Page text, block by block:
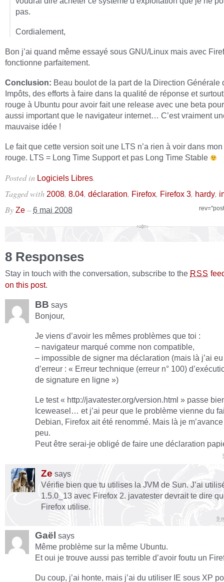
pas.
Cordialement,
Bon j’ai quand même essayé sous GNU/Linux mais avec
fonctionne parfaitement.
Conclusion: Beau boulot de la part de la Direction Générale
Impôts, des efforts à faire dans la qualité de réponse et
rouge à Ubuntu pour avoir fait une release avec une beta
aussi important que le navigateur internet… C’est vraiment
mauvaise idée !
Le fait que cette version soit une LTS n’a rien à voir dans
rouge. LTS = Long Time Support et pas Long Time Stable
Posted in Logiciels Libres.
Tagged with 2008, 8.04, déclaration, Firefox, Firefox 3, hardy,
By Ze – 6 mai 2008
8 Responses
Stay in touch with the conversation, subscribe to the RSS
on this post.
BB says
Bonjour,
Je viens d’avoir les mêmes problèmes que toi :
– navigateur marqué comme non compatible,
– impossible de signer ma déclaration (mais là j’ai
d’erreur : « Erreur technique (erreur n° 100)
de signature en ligne »)
Le test « http://javatester.org/version.html » passe
Iceweasel… et j’ai peur que le problème vienne du
Debian, Firefox ait été renommé. Mais là je
peu.
Peut être serai-je obligé de faire une déclaration
Ze says
Vérifie bien que tu utilises la JVM de Sun. J’ai
1.5.0_13 avec Firefox 2. javatester devrait te dire
Firefox utilise.
9
Gaël says
Même problème sur la même Ubuntu.
Et oui je trouve aussi pas terrible d’avoir foutu un
Du coup, j’ai honte, mais j’ai du utiliser IE sous XP